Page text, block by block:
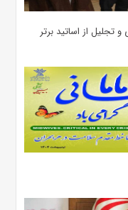
از اساتید برتر